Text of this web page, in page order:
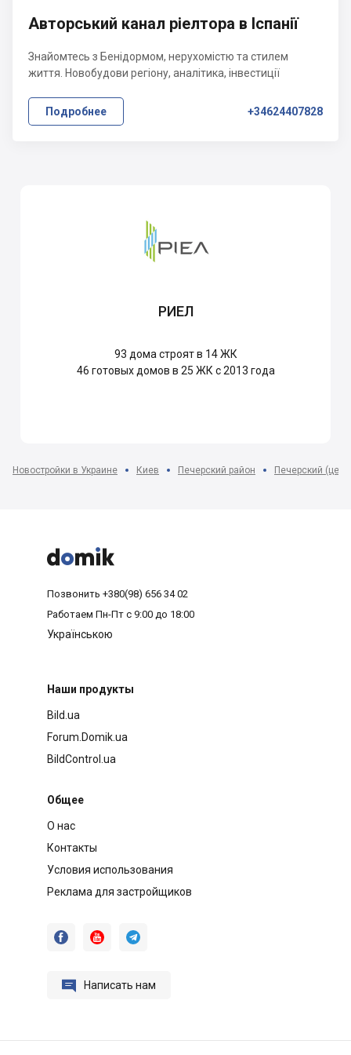
Авторський канал ріелтора в Іспанії
Знайомтесь з Бенідормом, нерухомістю та стилем
життя. Новобудови регіону, аналітика, інвестиції
Подробнее +34624407828
РИЕЛ
93 дома строят в 14 ЖК
46 готовых домов в 25 ЖК с 2013 года
Новостройки в Украине Киев Печерский район Печерский



Позвонить +380(98) 656 34 02
Работаем Пн-Пт с 9:00 до 18:00
Українською
Наши продукты
Bild.ua
Forum.Domik.ua
BildControl.ua
Общее
О нас
Контакты
Условия использования
Реклама для застройщиков
  
 Написать нам